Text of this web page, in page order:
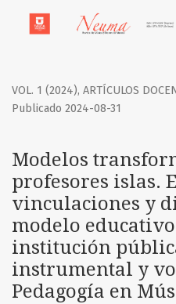
Modelos transformadores
VOL. 1 (2024), ARTÍCULOS
Modelos
profesores islas.
vinculaciones y
modelo
institución
instrumental y
Pedagogía en
Publicado 2024-08-31